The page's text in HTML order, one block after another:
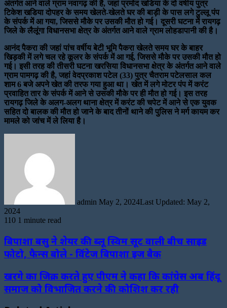
अंतर्गत आने वाले ग्राम नवागढ़ की है, जहां प्रमोद खडिया के दो वर्षीय पुत्र
टिकेश खडिया दोपहर के समय खेलते-खेलते घर की बाड़ी के पास लगे टुल्लू पंप
के संपर्क में आ गया, जिससे मौके पर उसकी मौत हो गई। दूसरी घटना में रायगढ़
जिले के लैलूंगा विधानसभा क्षेत्र के अंतर्गत आने वाले ग्राम लोहडापानी की है।
आनंद पैकरा की जहां पांच वर्षीय बेटी भूमि पैकरा खेलते समय घर के बाहर
खिड़की में लगे चल रहे कूलर के संपर्क में आ गई, जिससे मौके पर उसकी मौत हो
गई। इसी तरह की तीसरी घटना खरसिया विधानसभा क्षेत्र के अंतर्गत आने वाले
ग्राम पामगढ़ की है, जहां वेदप्रकाश पटेल (33) पुत्र चैतराम पटेलसाल कल
शाम 6 बजे अपने खेत की तरफ गया हुआ था। खेत में लगे मोटर पंप में करंट
प्रवाहित तार के संपर्क में आने से उसकी मौके पर ही मौत हो गई। इस तरह
रायगढ़ जिले के अलग-अलग थाना क्षेत्र में करंट की चपेट में आने से एक युवक
सहित दो बालक की मौत हो जाने के बाद तीनों थाने की पुलिस ने मर्ग कायम कर
मामले को जांच में ले लिया है।
admin May 2, 2024Last Updated: May 2,
2024
110 1 minute read
बिपाशा बसु ने शेयर की ब्लू स्विम सूट वाली बीच साइड
फोटो, फैन्स बोले - विंटेज बिपाशा इज बैक
खरगे का जिक्र करते हुए पीएम ने कहा कि कांग्रेस अब हिंदू
समाज को विभाजित करने की कोशिश कर रही